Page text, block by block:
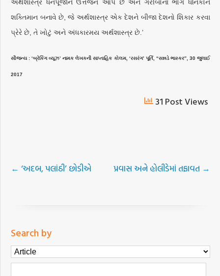
અર્થશાસ્ત્ર ધનપૂજાને ઉત્તેજન આપે છે અને ગરીબોના ભોગે ધનિકોને
શક્તિમાન બનાવે છે, જે અર્થશાસ્ત્ર એક દેશને બીજા દેશનો શિકાર કરવા
પ્રેરે છે, તે ખોટું અને અંધકારમય અર્થશાસ્ત્ર છે.’
સૌજન્ય : ‘બ્રેકિંગ વ્યૂઝ’ નામક લેખકની સાપ્તાહિક કોલમ, ‘રસરંગ’ પૂર્તિ, “સન્નડે ભાસ્કર”, 30 જુલાઈ
2017
31 Post Views
← ‘અદબ, પલાંઠી’ છોડીએ પ્રવાસ અને હોલીડેમાં તફાવત →
Search by